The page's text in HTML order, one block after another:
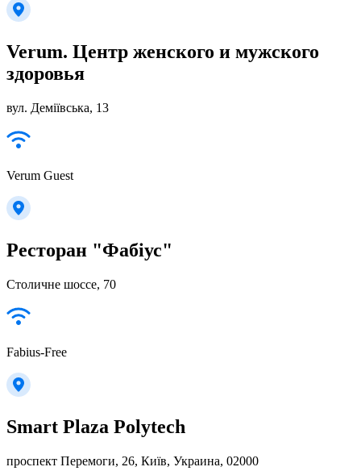
Verum. Центр женского и мужского
здоровья
вул. Деміївська, 13
Verum Guest
Ресторан "Фабіус"
Столичне шоссе, 70
Fabius-Free
Smart Plaza Polytech
проспект Перемоги, 26, Київ, Украина, 02000